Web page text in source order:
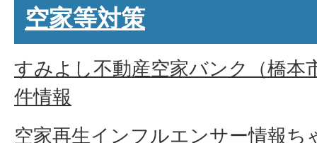
空家等対策
すみよし不動産空家バンク（橋本
件情報
空家再生インフルエンサー情報ち